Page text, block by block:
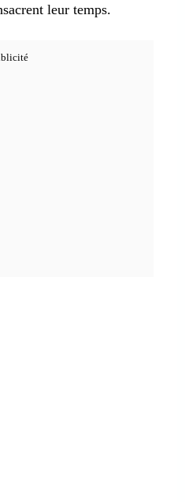
leur temps.